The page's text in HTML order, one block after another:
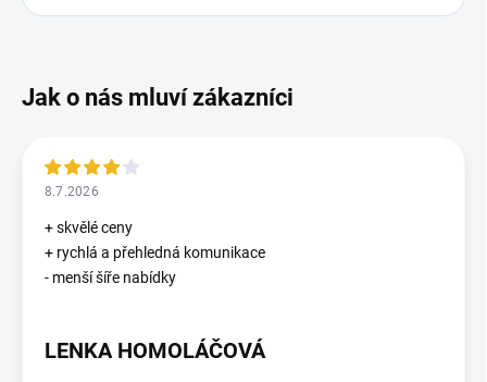
8.7.2026
+ skvělé ceny
+ rychlá a přehledná komunikace
- menší šíře nabídky
LENKA HOMOLÁČOVÁ